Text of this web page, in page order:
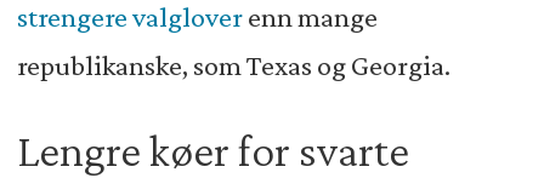
strengere valgloverenn mange
republikanske, som Texas og Georgia.
Lengre køer for svarte